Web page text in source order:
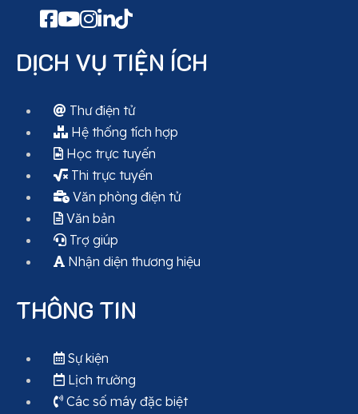
DỊCH VỤ TIỆN ÍCH
Thư điện tử
Hệ thống tích hợp
Học trực tuyến
Thi trực tuyến
Văn phòng điện tử
Văn bản
Trợ giúp
Nhận diện thương hiệu
THÔNG TIN
Sự kiện
Lịch trường
Các số máy đặc biệt